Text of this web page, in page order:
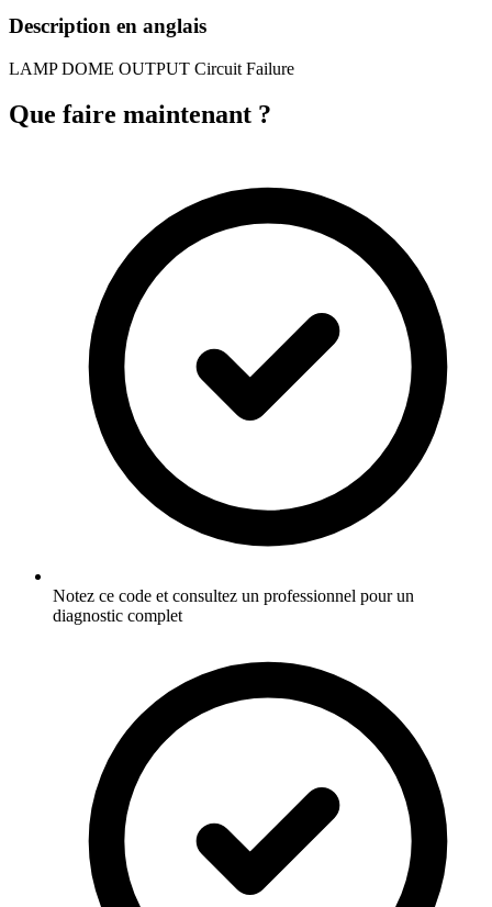
Description en anglais
LAMP DOME OUTPUT Circuit Failure
Que faire maintenant ?
Notez ce code et consultez un professionnel pour un
diagnostic complet